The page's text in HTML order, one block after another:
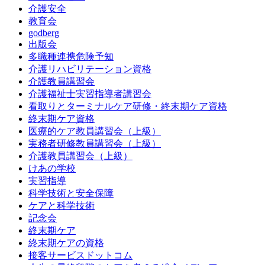
介護安全
教育会
godberg
出版会
多職種連携危険予知
介護リハビリテーション資格
介護教員講習会
介護福祉士実習指導者講習会
看取りとターミナルケア研修・終末期ケア資格
終末期ケア資格
医療的ケア教員講習会（上級）
実務者研修教員講習会（上級）
介護教員講習会（上級）
けあの学校
実習指導
科学技術と安全保障
ケアと科学技術
記念会
終末期ケア
終末期ケアの資格
接客サービスドットコム